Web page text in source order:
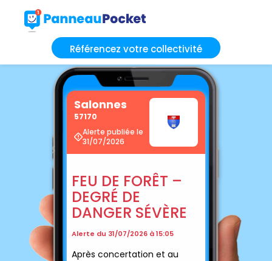
Référencez votre collectivité
Salonnes
57170
Alerte publiée le
31/07/2026
FEU DE FORÊT –
DEGRÉ DE
DANGER SÉVÈRE
Alerte du 31/07/2026 à 15:05
Après concertation et au